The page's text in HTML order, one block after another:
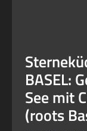
BASEL:
See mit
(roots